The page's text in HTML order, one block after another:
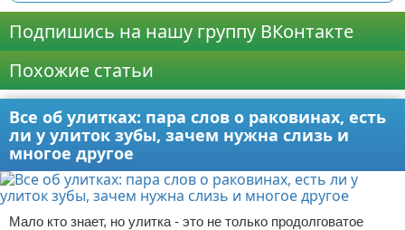
Подпишись на нашу группу ВКонтакте
Похожие статьи
Все об улитках: пара слов о раковинах, есть
ли у улиток зубы, зачем нужна слизь и
многое другое
Мало кто знает, но улитка - это не только продолговатое